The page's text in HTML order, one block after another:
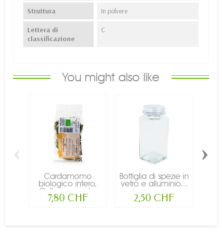
Struttura In polvere
Lettera di
classificazione
C
You might also like
Cardamomo
biologico intero,
Cellocompost...
7,80 CHF
Bottiglia di spezie in
vetro e alluminio...
2,50 CHF
‹ ›